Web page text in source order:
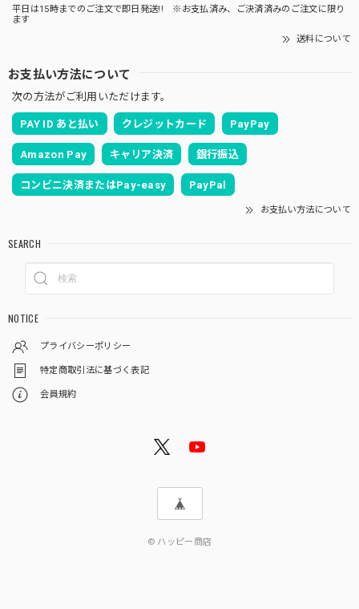
平日は15時までのご注文で即日発送!! ※お支払済み、ご決済済みのご注文に限り
ます
送料について
お支払い方法について
次の方法がご利用いただけます。
PAY ID あと払い クレジットカード PayPay
Amazon Pay キャリア決済 銀行振込
コンビニ決済またはPay-easy PayPal
お支払い方法について
SEARCH
NOTICE
プライバシーポリシー
特定商取引法に基づく表記
会員規約
© ハッピー商店